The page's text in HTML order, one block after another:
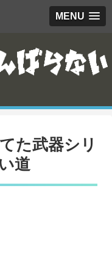
MENU
た武器シリ
道